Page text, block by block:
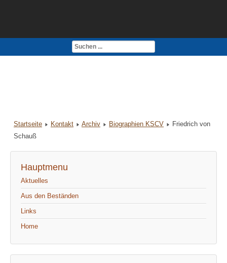
Impressum
Startseite Kontakt Archiv Biographien KSCV
Friedrich von
Schauß
Hauptmenu
Aktuelles
Aus den Beständen
Links
Home